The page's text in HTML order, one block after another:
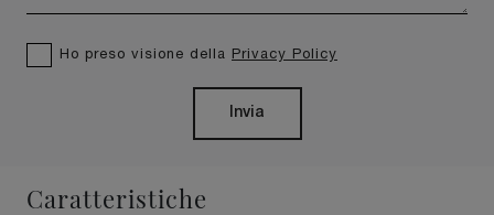
Ho preso visione della Privacy Policy
Invia
Caratteristiche